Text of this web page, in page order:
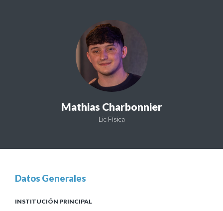
Mathias Charbonnier
Lic Física
Datos Generales
INSTITUCIÓN PRINCIPAL